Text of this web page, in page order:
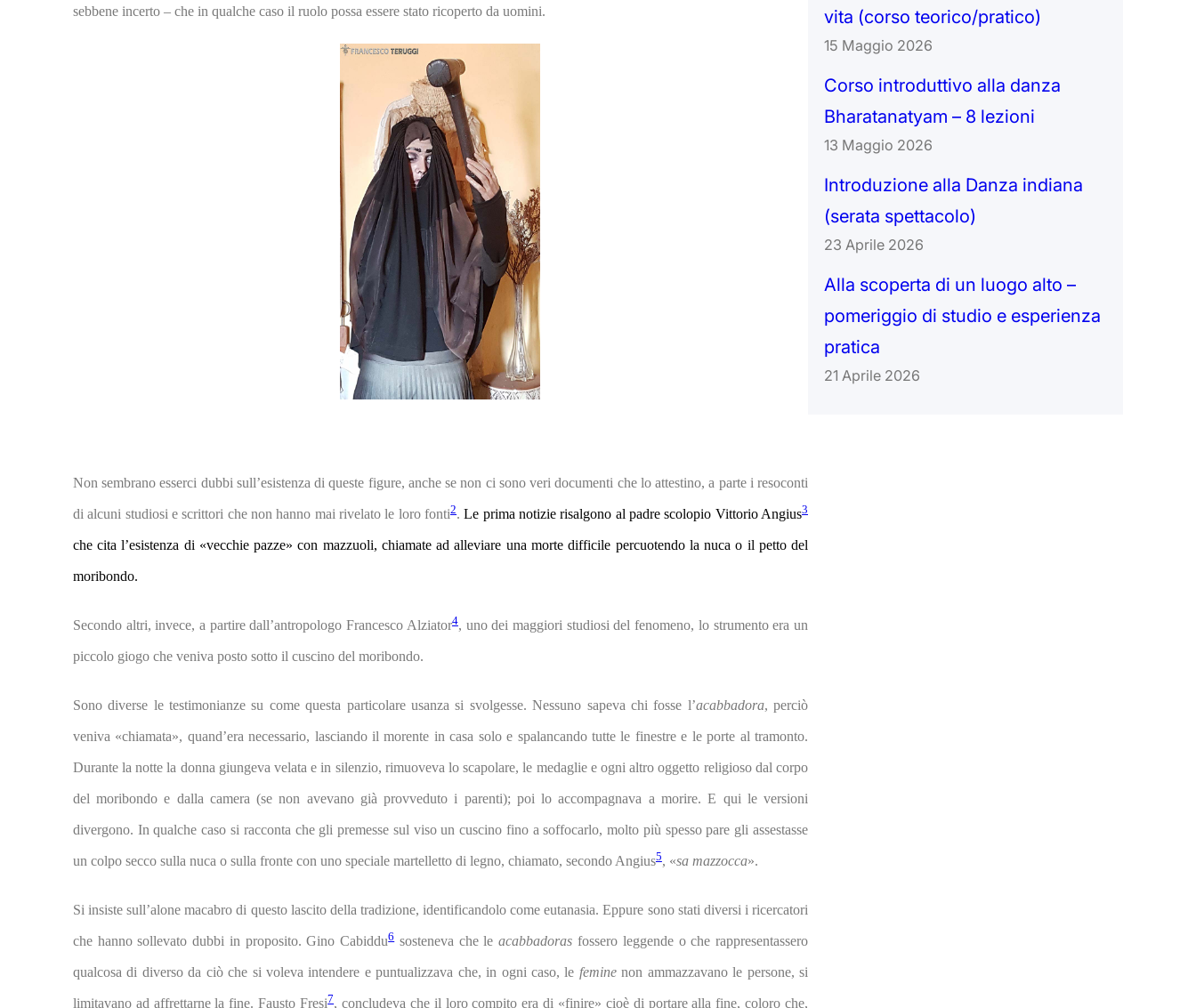
sebbene incerto – che in qualche caso il ruolo possa essere stato ricoperto da uomini.
Non sembrano esserci dubbi sull’esistenza di queste figure, anche se non ci sono veri documenti che lo attestino, a parte i resoconti
di alcuni studiosi e scrittori che non hanno mai rivelato le loro fonti2.Le prima notizierisalgono al padre scolopio Vittorio Angius3
che cita l’esistenza di «vecchie pazze» con mazzuoli, chiamate ad alleviare una morte difficile percuotendo la nuca o il petto del
moribondo.
Secondo altri, invece, a partire dall’antropologo Francesco Alziator4, uno dei maggiori studiosi del fenomeno, lo strumento era un
piccolo giogo che veniva posto sotto il cuscino del moribondo.
Sono diverse le testimonianze su come questa particolare usanza si svolgesse. Nessuno sapeva chi fosse l’acabbadora, perciò
veniva «chiamata», quand’era necessario, lasciando il morente in casa solo e spalancando tutte le finestre e le porte al tramonto.
Durante la notte la donna giungeva velata e in silenzio, rimuoveva lo scapolare, le medaglie e ogni altro oggetto religioso dal corpo
del moribondo e dalla camera (se non avevano già provveduto i parenti); poi lo accompagnava a morire. E qui le versioni
divergono. In qualche caso si racconta che gli premesse sul viso un cuscino fino a soffocarlo, molto più spesso pare gli assestasse
un colpo secco sulla nuca o sulla fronte con uno speciale martelletto di legno, chiamato, secondo Angius5, «sa mazzocca».
Si insiste sull’alone macabro di questo lascito della tradizione, identificandolo come eutanasia. Eppure sono stati diversi i ricercatori
che hanno sollevato dubbi in proposito. Gino Cabiddu6sosteneva che leacabbadoras fossero leggende o che rappresentassero
qualcosa di diverso da ciò che si voleva intendere e puntualizzava che, in ogni caso, le feminenon ammazzavano le persone, si
limitavano ad affrettarne la fine. Fausto Fresi7, concludeva che il loro compito era di «finire» cioè di portare alla fine, coloro che,
vita (corso teorico/pratico)
15 Maggio 2026
Corso introduttivo alla danza
Bharatanatyam – 8 lezioni
13 Maggio 2026
Introduzione alla Danza indiana
(serata spettacolo)
23 Aprile 2026
Alla scoperta di un luogo alto –
pomeriggio di studio e esperienza
pratica
21 Aprile 2026